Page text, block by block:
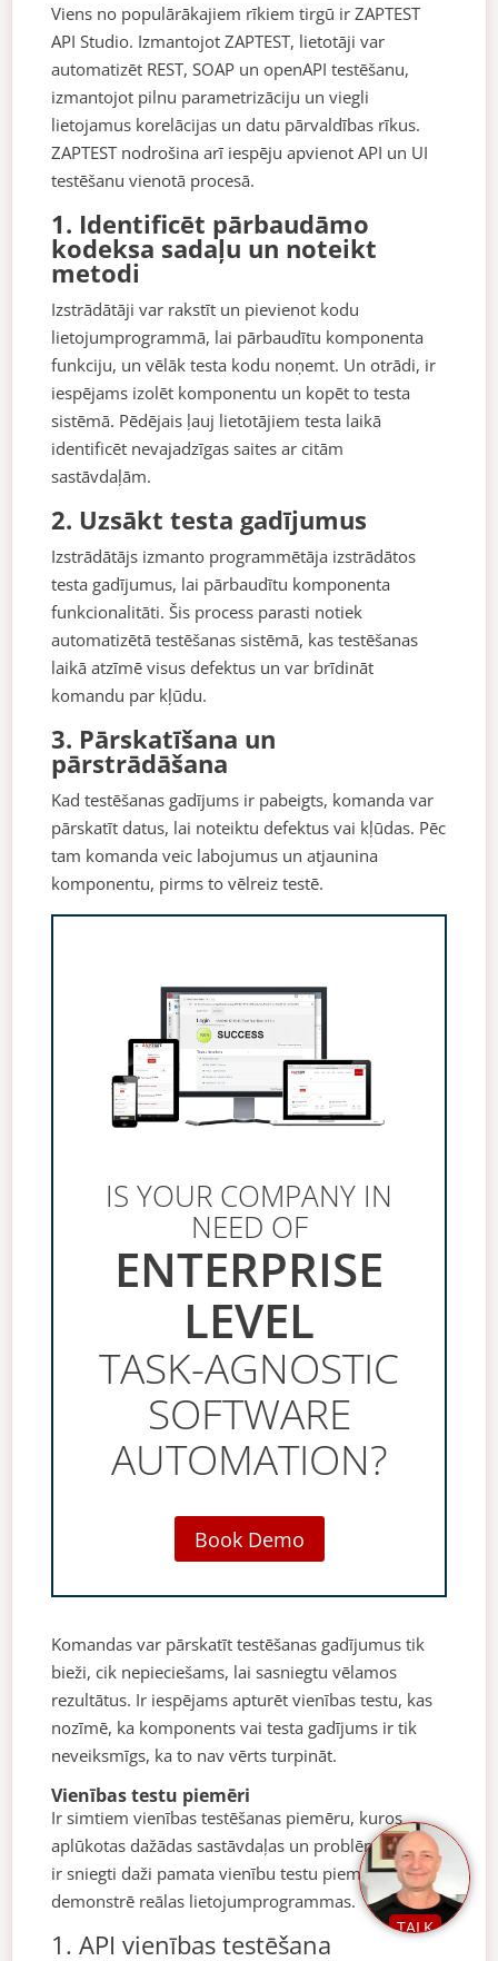
Viens no populārākajiem rīkiem tirgū ir ZAPTEST
API Studio. Izmantojot ZAPTEST, lietotāji var
automatizēt REST, SOAP un openAPI testēšanu,
izmantojot pilnu parametrizāciju un viegli
lietojamus korelācijas un datu pārvaldības rīkus.
ZAPTEST nodrošina arī iespēju apvienot API un UI
testēšanu vienotā procesā.
1. Identificēt pārbaudāmo
kodeksa sadaļu un noteikt
metodi
Izstrādātāji var rakstīt un pievienot kodu
lietojumprogrammā, lai pārbaudītu komponenta
funkciju, un vēlāk testa kodu noņemt. Un otrādi, ir
iespējams izolēt komponentu un kopēt to testa
sistēmā. Pēdējais ļauj lietotājiem testa laikā
identificēt nevajadzīgas saites ar citām
sastāvdaļām.
2. Uzsākt testa gadījumus
Izstrādātājs izmanto programmētāja izstrādātos
testa gadījumus, lai pārbaudītu komponenta
funkcionalitāti. Šis process parasti notiek
automatizētā testēšanas sistēmā, kas testēšanas
laikā atzīmē visus defektus un var brīdināt
komandu par kļūdu.
3. Pārskatīšana un
pārstrādāšana
Kad testēšanas gadījums ir pabeigts, komanda var
pārskatīt datus, lai noteiktu defektus vai kļūdas. Pēc
tam komanda veic labojumus un atjaunina
komponentu, pirms to vēlreiz testē.
IS YOUR COMPANY IN
NEED OF
ENTERPRISE
LEVEL
TASK-AGNOSTIC
SOFTWARE
AUTOMATION?
Book Demo
Komandas var pārskatīt testēšanas gadījumus tik
bieži, cik nepieciešams, lai sasniegtu vēlamos
rezultātus. Ir iespējams apturēt vienības testu, kas
nozīmē, ka komponents vai testa gadījums ir tik
neveiksmīgs, ka to nav vērts turpināt.
Vienības testu piemēri
Ir simtiem vienības testēšanas piemēru, kuros
aplūkotas dažādas sastāvdaļas un problēmas. Šeit
ir sniegti daži pamata vienību testu piemēri, kas
demonstrē reālas lietojumprogrammas.
1. API vienības testēšana
TALK